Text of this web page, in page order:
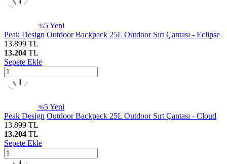
%5Yeni
Peak Design Outdoor Backpack 25L Outdoor Sırt Çantası - Eclipse
13.899 TL
13.204 TL
Sepete Ekle
%5Yeni
Peak Design Outdoor Backpack 25L Outdoor Sırt Çantası - Cloud
13.899 TL
13.204 TL
Sepete Ekle